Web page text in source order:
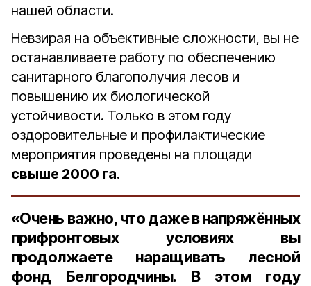
нашей области.
Невзирая на объективные сложности, вы не
останавливаете работу по обеспечению
санитарного благополучия лесов и
повышению их биологической
устойчивости. Только в этом году
оздоровительные и профилактические
мероприятия проведены на площади
свыше 2000 га.
«Очень важно, что даже в напряжённых
прифронтовых условиях вы
продолжаете наращивать лесной
фонд Белгородчины. В этом году